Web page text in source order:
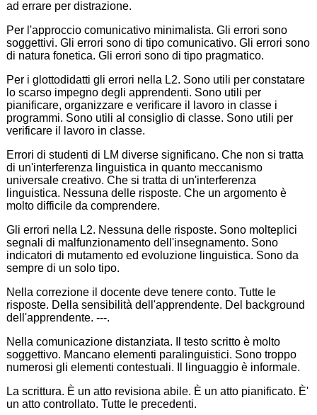
ad errare per distrazione.
Per l'approccio comunicativo minimalista. Gli errori sono
soggettivi. Gli errori sono di tipo comunicativo. Gli errori sono
di natura fonetica. Gli errori sono di tipo pragmatico.
Per i glottodidatti gli errori nella L2. Sono utili per constatare
lo scarso impegno degli apprendenti. Sono utili per
pianificare, organizzare e verificare il lavoro in classe i
programmi. Sono utili al consiglio di classe. Sono utili per
verificare il lavoro in classe.
Errori di studenti di LM diverse significano. Che non si tratta
di un'interferenza linguistica in quanto meccanismo
universale creativo. Che si tratta di un'interferenza
linguistica. Nessuna delle risposte. Che un argomento è
molto difficile da comprendere.
Gli errori nella L2. Nessuna delle risposte. Sono molteplici
segnali di malfunzionamento dell'insegnamento. Sono
indicatori di mutamento ed evoluzione linguistica. Sono da
sempre di un solo tipo.
Nella correzione il docente deve tenere conto. Tutte le
risposte. Della sensibilità dell'apprendente. Del background
dell'apprendente. ---.
Nella comunicazione distanziata. Il testo scritto è molto
soggettivo. Mancano elementi paralinguistici. Sono troppo
numerosi gli elementi contestuali. Il linguaggio è informale.
La scrittura. È un atto revisiona abile. È un atto pianificato. È'
un atto controllato. Tutte le precedenti.